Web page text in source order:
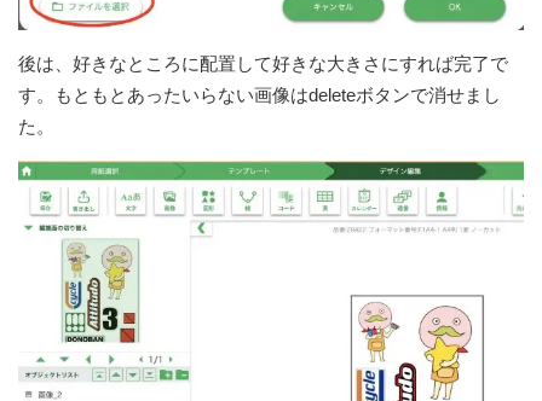
後は、好きなところに配置して好きな大きさにすれば完了で
す。もともとあったいらない画像はdeleteボタンで消せまし
た。